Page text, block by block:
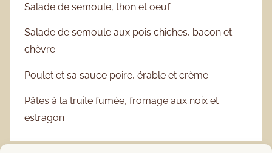
Salade de semoule, thon et oeuf
Salade de semoule aux pois chiches, bacon et
chèvre
Poulet et sa sauce poire, érable et crème
Pâtes à la truite fumée, fromage aux noix et
estragon